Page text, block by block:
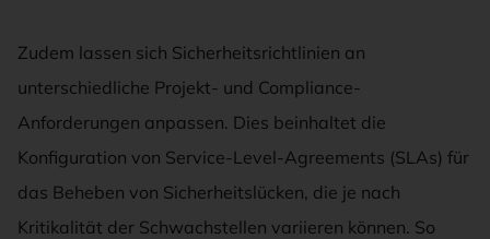
Zudem lassen sich Sicherheitsrichtlinien an
unterschiedliche Projekt- und Compliance-
Anforderungen anpassen. Dies beinhaltet die
Konfiguration von Service-Level-Agreements (SLAs) für
das Beheben von Sicherheitslücken, die je nach
Kritikalität der Schwachstellen variieren können. So